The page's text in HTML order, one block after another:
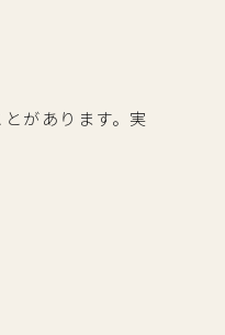
があります。実